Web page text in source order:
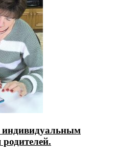
индивидуальным